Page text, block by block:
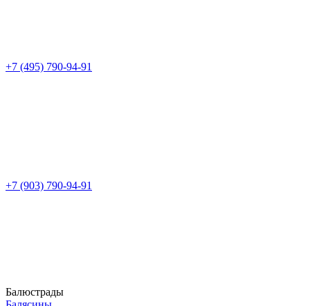
+7 (495) 790-94-91
+7 (903) 790-94-91
Балюстрады